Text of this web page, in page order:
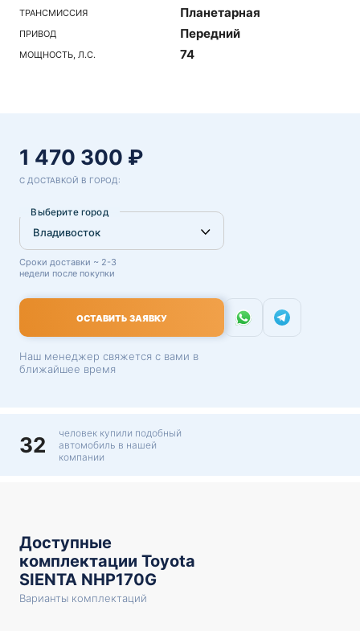
ТРАНСМИССИЯ Планетарная
ПРИВОД Передний
МОЩНОСТЬ, Л.С. 74
1 470 300 ₽
С ДОСТАВКОЙ В ГОРОД:
Выберите город
Сроки доставки ~ 2-3
недели после покупки
ОСТАВИТЬ ЗАЯВКУ
Наш менеджер свяжется с вами в
ближайшее время
32
человек купили подобный
автомобиль в нашей
компании
Доступные
комплектации Toyota
SIENTA NHP170G
Варианты комплектаций